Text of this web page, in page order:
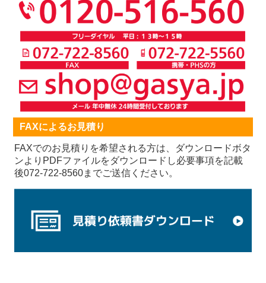
FAXによるお見積り
FAXでのお見積りを希望される方は、ダウンロードボタ
ンよりPDFファイルをダウンロードし必要事項を記載
後072-722-8560までご送信ください。